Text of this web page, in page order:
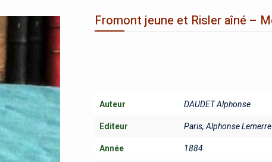
Fromont jeune et Risler aîné –
Auteur DAUDET Alphonse
Editeur Paris, Alphonse Lemerre
Année 1884